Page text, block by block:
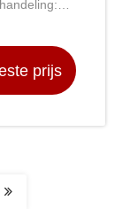
in
prijs